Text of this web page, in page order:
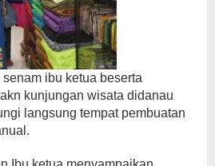
ibu ketua beserta
kunjungan wisata didanau
langsung tempat pembuatan